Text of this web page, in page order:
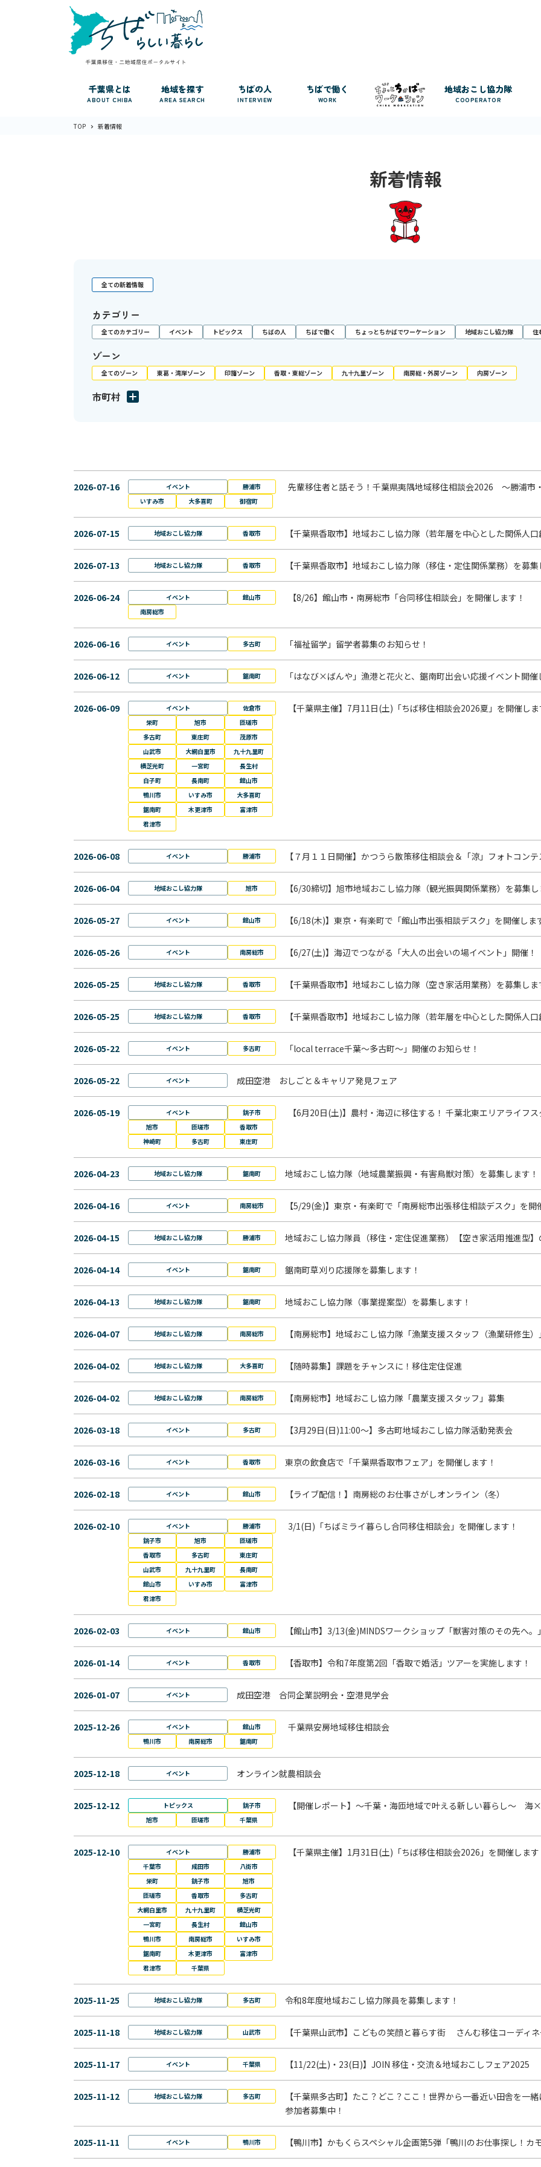
千葉県とは
ABOUT CHIBA
地域を探す
AREA SEARCH
ちばの人
INTERVIEW
ちばで働く
WORK
地域おこし協力隊
COOPERATOR
TOP 新着情報
新着情報
全ての新着情報
カテゴリー
全てのカテゴリー イベント トピックス ちばの人 ちばで働く ちょっとちかばでワーケーション 地域おこし協力隊 住
ゾーン
全てのゾーン 東葛・湾岸ゾーン 印旛ゾーン 香取・東総ゾーン 九十九里ゾーン 南房総・外房ゾーン 内房ゾーン
市町村
2026-07-16 イベント
勝浦市
いすみ市
大多喜町 御宿町
先輩移住者と話そう！千葉県夷隅地域移住相談会2026 ～勝浦市
2026-07-15 地域おこし協力隊 香取市 【千葉県香取市】地域おこし協力隊（若年層を中心とした関係人
2026-07-13 地域おこし協力隊 香取市 【千葉県香取市】地域おこし協力隊（移住・定住関係業務）を募集
2026-06-24 イベント
館山市
南房総市
【8/26】館山市・南房総市「合同移住相談会」を開催します！
2026-06-16 イベント 多古町 「福祉留学」留学者募集のお知らせ！
2026-06-12 イベント 鋸南町 「はなび×ばんや」漁港と花火と、鋸南町出会い応援イベント開催
2026-06-09 イベント
佐倉市
栄町
旭市
匝瑳市
多古町
東庄町
茂原市
山武市
大網白里市
九十九里町
横芝光町
一宮町
長生村
白子町
長南町
館山市
鴨川市
いすみ市
大多喜町
鋸南町
木更津市
富津市
君津市
【千葉県主催】7月11日(土)「ちば移住相談会2026夏」を開催しま
2026-06-08 イベント 勝浦市 【７月１１日開催】かつうら散策移住相談会＆「涼」フォトコンテ
2026-06-04 地域おこし協力隊 旭市 【6/30締切】旭市地域おこし協力隊（観光振興関係業務）を募集し
2026-05-27 イベント 館山市 【6/18(木)】東京・有楽町で「館山市出張相談デスク」を開催しま
2026-05-26 イベント 南房総市 【6/27(土)】海辺でつながる「大人の出会いの場イベント」開催！
2026-05-25 地域おこし協力隊 香取市 【千葉県香取市】地域おこし協力隊（空き家活用業務）を募集しま
2026-05-25 地域おこし協力隊 香取市 【千葉県香取市】地域おこし協力隊（若年層を中心とした関係人
2026-05-22 イベント 多古町 「local terrace千葉～多古町～」開催のお知らせ！
2026-05-22 イベント 成田空港 おしごと＆キャリア発見フェア
2026-05-19 イベント
銚子市
旭市
匝瑳市
香取市
神崎町
多古町 東庄町
【6月20日(土)】農村・海辺に移住する！ 千葉北東エリアライフ
2026-04-23 地域おこし協力隊 鋸南町 地域おこし協力隊（地域農業振興・有害鳥獣対策）を募集します！
2026-04-16 イベント 南房総市 【5/29(金)】東京・有楽町で「南房総市出張移住相談デスク」を開
2026-04-15 地域おこし協力隊 勝浦市 地域おこし協力隊員（移住・定住促進業務）【空き家活用推進型】
2026-04-14 イベント 鋸南町 鋸南町草刈り応援隊を募集します！
2026-04-13 地域おこし協力隊 鋸南町 地域おこし協力隊（事業提案型）を募集します！
2026-04-07 地域おこし協力隊 南房総市 【南房総市】地域おこし協力隊「漁業支援スタッフ（漁業研修生）
2026-04-02 地域おこし協力隊 大多喜町 【随時募集】課題をチャンスに！移住定住促進
2026-04-02 地域おこし協力隊 南房総市 【南房総市】地域おこし協力隊「農業支援スタッフ」募集
2026-03-18 イベント 多古町 【3月29日(日)11:00～】多古町地域おこし協力隊活動発表会
2026-03-16 イベント 香取市 東京の飲食店で「千葉県香取市フェア」を開催します！
2026-02-18 イベント 館山市 【ライブ配信！】南房総のお仕事さがしオンライン（冬）
2026-02-10 イベント
勝浦市
銚子市
旭市
匝瑳市
香取市
多古町
東庄町
山武市
九十九里町
長南町
館山市
いすみ市
富津市
君津市
3/1(日)「ちばミライ暮らし合同移住相談会」を開催します！
2026-02-03 イベント 館山市 【館山市】3/13(金)MINDSワークショップ「獣害対策のその先へ
2026-01-14 イベント 香取市 【香取市】令和7年度第2回「香取で婚活」ツアーを実施します！
2026-01-07 イベント 成田空港 合同企業説明会・空港見学会
2025-12-26 イベント
館山市
鴨川市
南房総市 鋸南町
千葉県安房地域移住相談会
2025-12-18 イベント オンライン就農相談会
2025-12-12 トピックス
銚子市
旭市
匝瑳市 千葉県
【開催レポート】～千葉・海匝地域で叶える新しい暮らし～ 海
2025-12-10 イベント
勝浦市
千葉市
成田市
八街市
栄町
銚子市
旭市
匝瑳市
香取市
多古町
大網白里市
九十九里町
横芝光町
一宮町
長生村
館山市
鴨川市
南房総市
いすみ市
鋸南町
木更津市
富津市
君津市
千葉県
【千葉県主催】1月31日(土)「ちば移住相談会2026」を開催します
2025-11-25 地域おこし協力隊 多古町 令和8年度地域おこし協力隊員を募集します！
2025-11-18 地域おこし協力隊 山武市 【千葉県山武市】こどもの笑顔と暮らす街 さんむ移住コーディネ
2025-11-17 イベント 千葉県 【11/22(土)・23(日)】JOIN 移住・交流＆地域おこしフェア2025
2025-11-12 地域おこし協力隊 多古町
【千葉県多古町】たこ？どこ？ここ！世界から一番近い田舎を一
参加者募集中！
2025-11-11 イベント 鴨川市 【鴨川市】かもくらスペシャル企画第5弾「鴨川のお仕事探し！カ